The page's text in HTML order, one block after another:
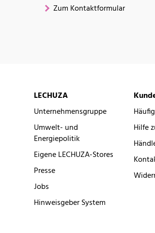
Zum Kontaktformular
LECHUZA
Unternehmensgruppe
Umwelt- und
Energiepolitik
Eigene LECHUZA-Stores
Presse
Jobs
Hinweisgeber System
Hilfe